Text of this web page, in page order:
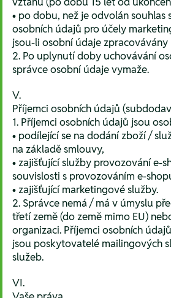
• po dobu, než je odvolán souhlas
osobních údajů pro účely
jsou-li osobní údaje zpracovávány
2. Po uplynutí doby uchovávání
správce osobní údaje vymaže.
V.
Příjemci osobních údajů
1. Příjemci osobních údajů jsou
• podílející se na dodání zboží /
na základě smlouvy,
• zajišťující služby provozování e-
souvislosti s provozováním e-
• zajišťující marketingové služby.
2. Správce nemá / má v úmyslu
třetí země (do země mimo EU)
organizaci. Příjemci osobních
jsou poskytovatelé mailingových
služeb.
VI.